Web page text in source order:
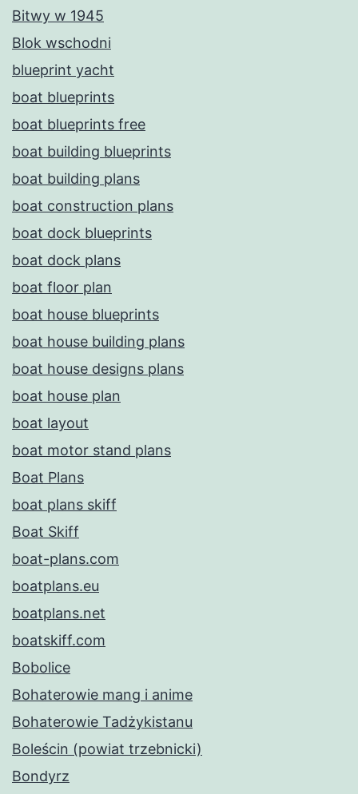
Bitwy w 1945
Blok wschodni
blueprint yacht
boat blueprints
boat blueprints free
boat building blueprints
boat building plans
boat construction plans
boat dock blueprints
boat dock plans
boat floor plan
boat house blueprints
boat house building plans
boat house designs plans
boat house plan
boat layout
boat motor stand plans
Boat Plans
boat plans skiff
Boat Skiff
boat-plans.com
boatplans.eu
boatplans.net
boatskiff.com
Bobolice
Bohaterowie mang i anime
Bohaterowie Tadżykistanu
Boleścin (powiat trzebnicki)
Bondyrz